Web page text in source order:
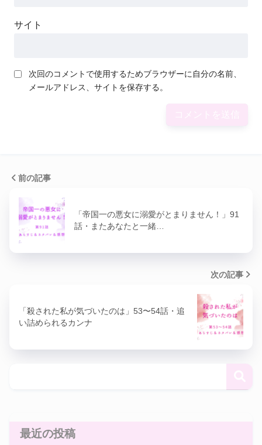
サイト
次回のコメントで使用するためブラウザーに自分の名前、
メールアドレス、サイトを保存する。
前の記事
「帝国一の悪女に溺愛がとまりません！」91
話・またあなたと一緒…
次の記事
「殺された私が気づいたのは」53〜54話・追
い詰められるカンナ
最近の投稿